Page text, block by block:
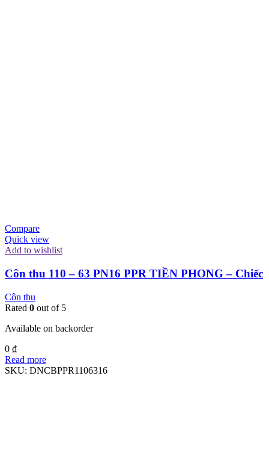
Compare
Quick view
Add to wishlist
Côn thu 110 – 63 PN16 PPR TIỀN PHONG – Chiếc
Côn thu
Rated 0 out of 5
Available on backorder
0 ₫
Read more
SKU: DNCBPPR1106316